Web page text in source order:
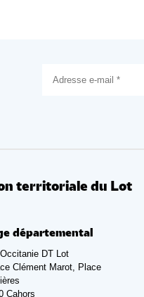
territoriale du Lot
départemental
DT Lot
Clément Marot, Place
Cahors